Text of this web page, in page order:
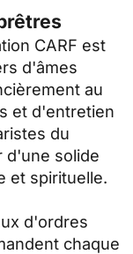
CARF est
d'âmes
au
et d'entretien
du
d'une solide
et spirituelle.
d'ordres
chaque